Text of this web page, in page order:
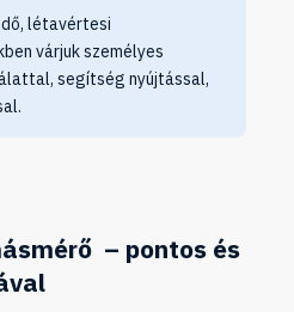
létavértesi
várjuk személyes
segítség nyújtással,
– pontos és